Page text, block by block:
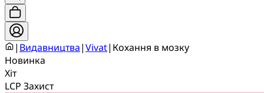
| Видавництва|Vivat| Кохання в мозку
Новинка
Хіт
LCP Захист